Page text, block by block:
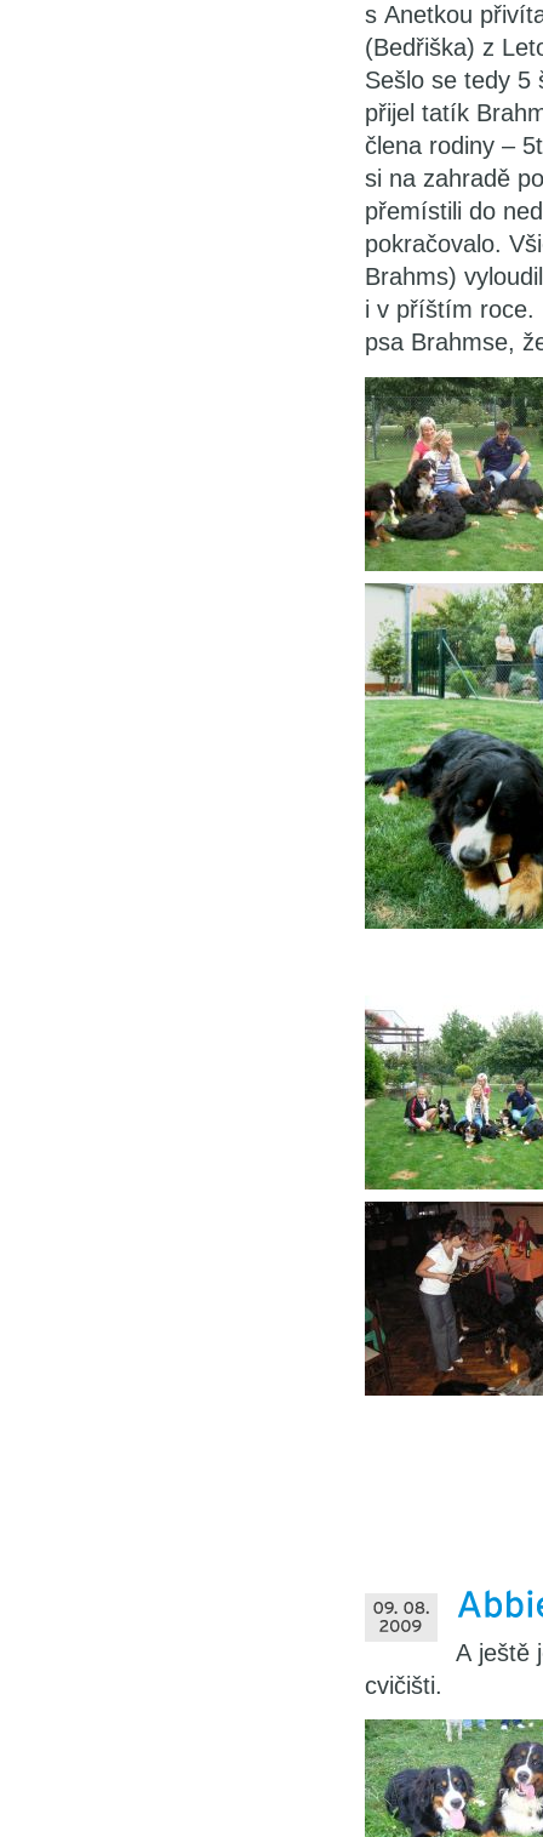
s Anetkou
(Bedřiška) z
Sešlo se tedy 5
přijel tatík
člena rodiny –
si na zahradě
přemístili do
pokračovalo.
Brahms)
i v příštím roce.
psa Brahmse,
A ještě
cvičišti.